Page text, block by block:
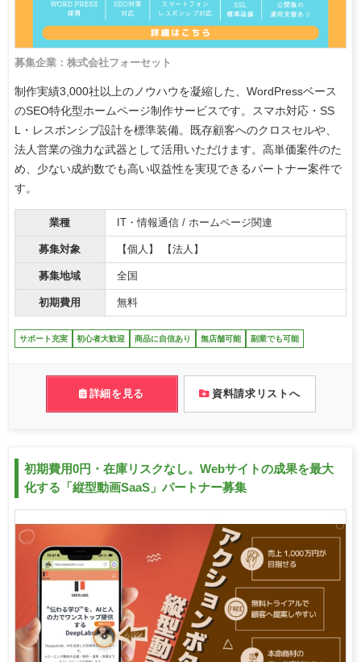
募集企業：株式会社フォーセット
制作実績3,000社以上のノウハウを凝縮した、WordPressベース
のSEO特化型ホームページ制作サービスです。スマホ対応・SS
L・レスポンシブ設計を標準装備。既存顧客へのクロスセルや、
法人営業の強力な武器として活用いただけます。高単価案件のた
め、少ない成約数でも高い収益性を実現できるパートナー案件で
す。
業種 IT・情報通信 / ホームページ関連
募集対象 【個人】 【法人】
募集地域 全国
初期費用 無料
サポート充実 初心者大歓迎 商品に自信あり 無店舗可能 副業でも可能
詳細を見る 資料請求リストへ
初期費用0円・在庫リスクなし。Webサイトの成果を最大
化する「縦型動画SaaS」パートナー募集